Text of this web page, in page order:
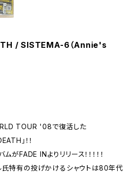
/ SISTEMA-6（Annie's
TOUR '08で復活した
」！！
がFADE INよりリリース！！！！！
氏特有の投げかけるシャウトは80年代